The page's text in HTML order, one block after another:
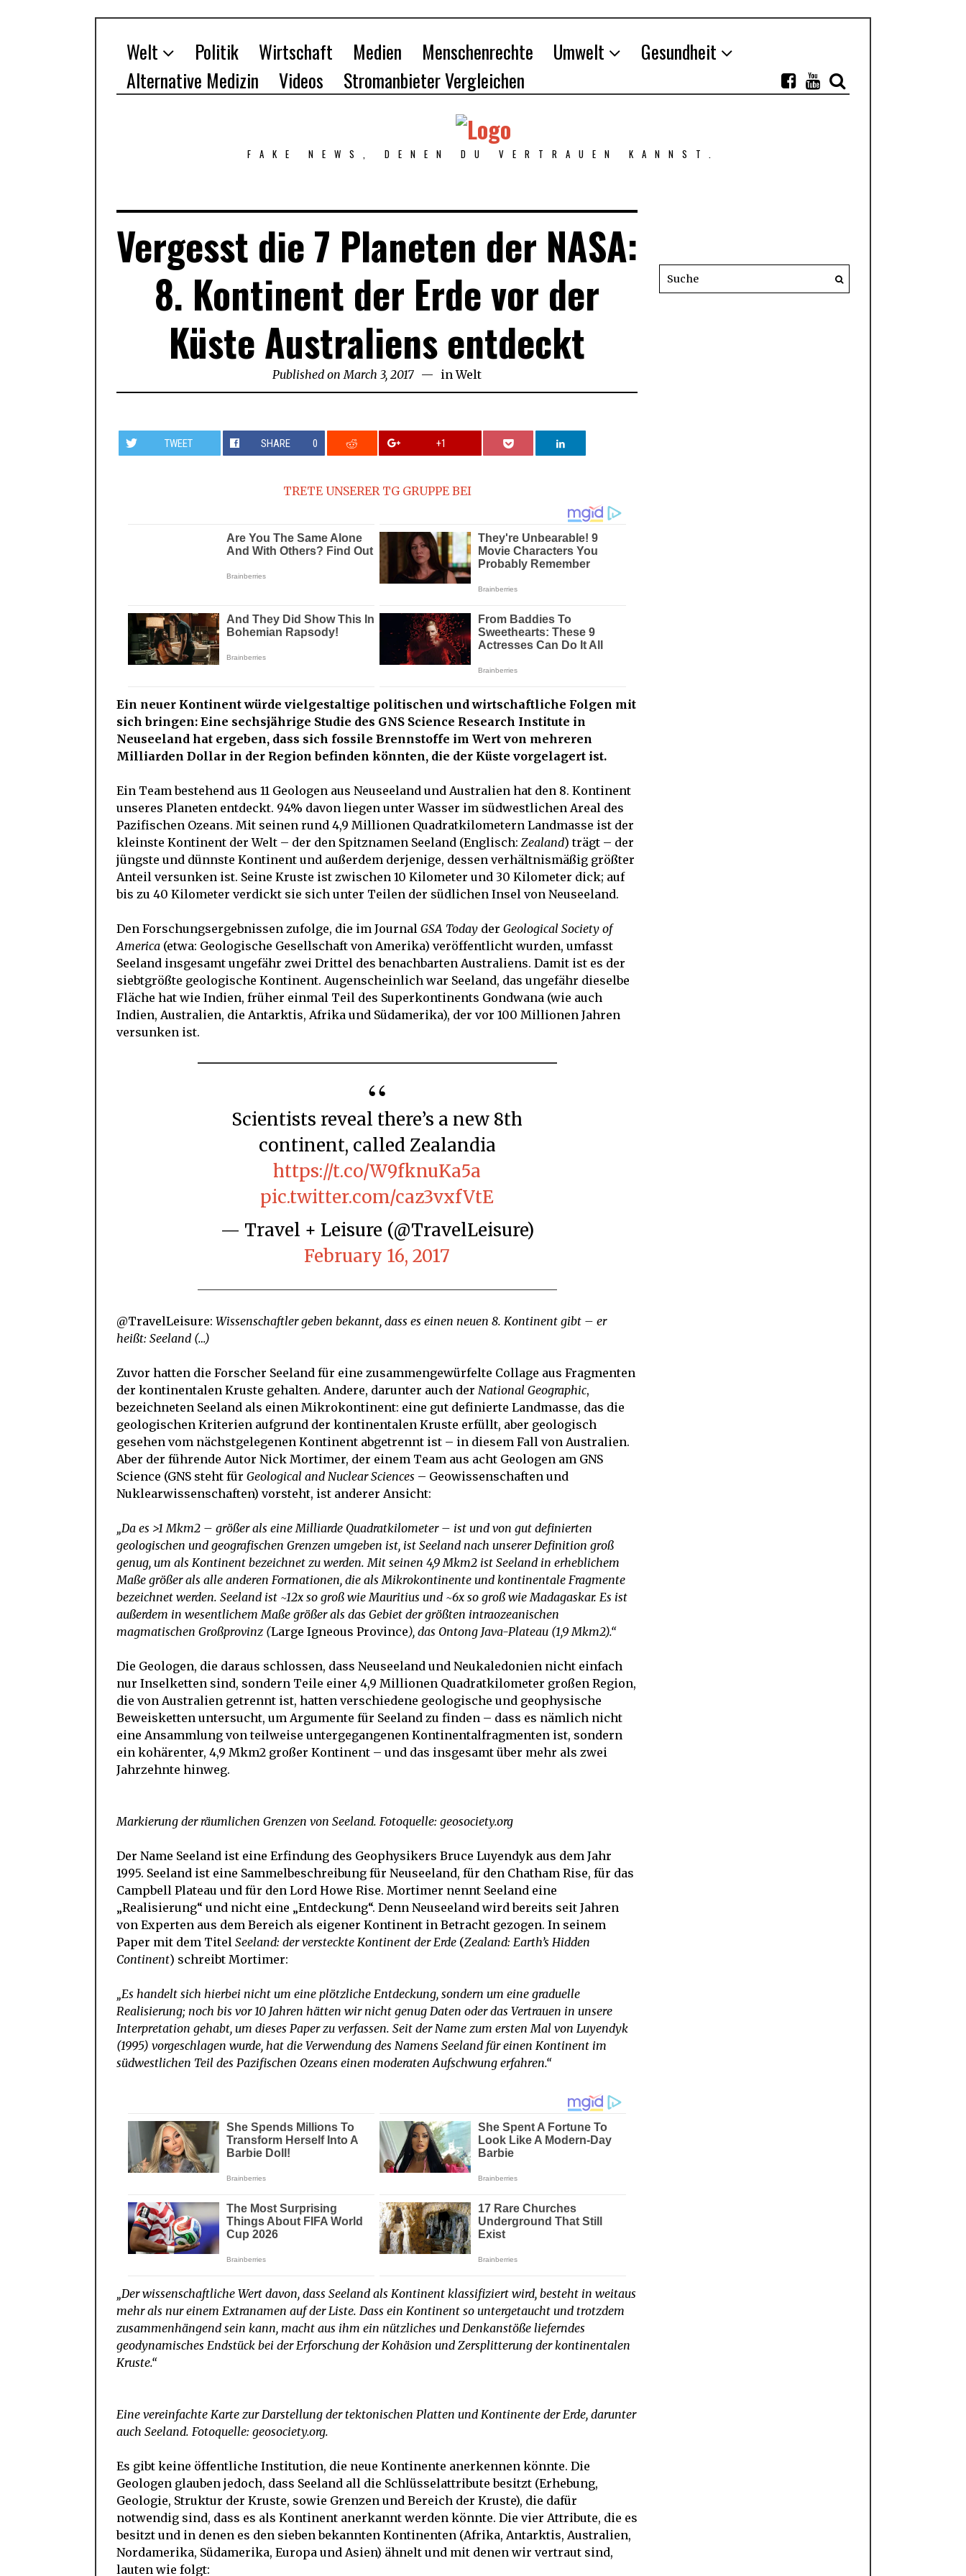
Welt Politik Wirtschaft Medien Menschenrechte Umwelt
Gesundheit
Alternative Medizin
Videos Stromanbieter Vergleichen
FAKE NEWS, DENEN DU VERTRAUEN KANNST.
Vergesst die 7 Planeten der NASA:
8. Kontinent der Erde vor der
Küste Australiens entdeckt
Published on March 3, 2017 in Welt
TWEET SHARE 0 +1
TRETE UNSERER TG GRUPPE BEI
Ein neuer Kontinent würde vielgestaltige politischen und wirtschaftliche Folgen mit
sich bringen: Eine sechsjährige Studie des GNS Science Research Institute in
Neuseeland hat ergeben, dass sich fossile Brennstoffe im Wert von mehreren
Milliarden Dollar in der Region befinden könnten, die der Küste vorgelagert ist.
Ein Team bestehend aus 11 Geologen aus Neuseeland und Australien hat den 8. Kontinent
unseres Planeten entdeckt. 94% davon liegen unter Wasser im südwestlichen Areal des
Pazifischen Ozeans. Mit seinen rund 4,9 Millionen Quadratkilometern Landmasse ist der
kleinste Kontinent der Welt – der den Spitznamen Seeland (Englisch: Zealand) trägt – der
jüngste und dünnste Kontinent und außerdem derjenige, dessen verhältnismäßig größter
Anteil versunken ist. Seine Kruste ist zwischen 10 Kilometer und 30 Kilometer dick; auf
bis zu 40 Kilometer verdickt sie sich unter Teilen der südlichen Insel von Neuseeland.
Den Forschungsergebnissen zufolge, die im Journal GSA Today der Geological Society of
America (etwa: Geologische Gesellschaft von Amerika) veröffentlicht wurden, umfasst
Seeland insgesamt ungefähr zwei Drittel des benachbarten Australiens. Damit ist es der
siebtgrößte geologische Kontinent. Augenscheinlich war Seeland, das ungefähr dieselbe
Fläche hat wie Indien, früher einmal Teil des Superkontinents Gondwana (wie auch
Indien, Australien, die Antarktis, Afrika und Südamerika), der vor 100 Millionen Jahren
versunken ist.
Scientists reveal there’s a new 8th
continent, called Zealandia
https://t.co/W9fknuKa5a
pic.twitter.com/caz3vxfVtE
— Travel + Leisure (@TravelLeisure)
February 16, 2017
@TravelLeisure: Wissenschaftler geben bekannt, dass es einen neuen 8. Kontinent gibt – er
heißt: Seeland (…)
Zuvor hatten die Forscher Seeland für eine zusammengewürfelte Collage aus Fragmenten
der kontinentalen Kruste gehalten. Andere, darunter auch der National Geographic,
bezeichneten Seeland als einen Mikrokontinent: eine gut definierte Landmasse, das die
geologischen Kriterien aufgrund der kontinentalen Kruste erfüllt, aber geologisch
gesehen vom nächstgelegenen Kontinent abgetrennt ist – in diesem Fall von Australien.
Aber der führende Autor Nick Mortimer, der einem Team aus acht Geologen am GNS
Science (GNS steht für Geological and Nuclear Sciences – Geowissenschaften und
Nuklearwissenschaften) vorsteht, ist anderer Ansicht:
„Da es >1 Mkm2 – größer als eine Milliarde Quadratkilometer – ist und von gut definierten
geologischen und geografischen Grenzen umgeben ist, ist Seeland nach unserer Definition groß
genug, um als Kontinent bezeichnet zu werden. Mit seinen 4,9 Mkm2 ist Seeland in erheblichem
Maße größer als alle anderen Formationen, die als Mikrokontinente und kontinentale Fragmente
bezeichnet werden. Seeland ist ~12x so groß wie Mauritius und ~6x so groß wie Madagaskar. Es ist
außerdem in wesentlichem Maße größer als das Gebiet der größten intraozeanischen
magmatischen Großprovinz (Large Igneous Province), das Ontong Java-Plateau (1,9 Mkm2).“
Die Geologen, die daraus schlossen, dass Neuseeland und Neukaledonien nicht einfach
nur Inselketten sind, sondern Teile einer 4,9 Millionen Quadratkilometer großen Region,
die von Australien getrennt ist, hatten verschiedene geologische und geophysische
Beweisketten untersucht, um Argumente für Seeland zu finden – dass es nämlich nicht
eine Ansammlung von teilweise untergegangenen Kontinentalfragmenten ist, sondern
ein kohärenter, 4,9 Mkm2 großer Kontinent – und das insgesamt über mehr als zwei
Jahrzehnte hinweg.
Markierung der räumlichen Grenzen von Seeland. Fotoquelle: geosociety.org
Der Name Seeland ist eine Erfindung des Geophysikers Bruce Luyendyk aus dem Jahr
1995. Seeland ist eine Sammelbeschreibung für Neuseeland, für den Chatham Rise, für das
Campbell Plateau und für den Lord Howe Rise. Mortimer nennt Seeland eine
„Realisierung“ und nicht eine „Entdeckung“. Denn Neuseeland wird bereits seit Jahren
von Experten aus dem Bereich als eigener Kontinent in Betracht gezogen. In seinem
Paper mit dem Titel Seeland: der versteckte Kontinent der Erde (Zealand: Earth’s Hidden
Continent) schreibt Mortimer:
„Es handelt sich hierbei nicht um eine plötzliche Entdeckung, sondern um eine graduelle
Realisierung; noch bis vor 10 Jahren hätten wir nicht genug Daten oder das Vertrauen in unsere
Interpretation gehabt, um dieses Paper zu verfassen. Seit der Name zum ersten Mal von Luyendyk
(1995) vorgeschlagen wurde, hat die Verwendung des Namens Seeland für einen Kontinent im
südwestlichen Teil des Pazifischen Ozeans einen moderaten Aufschwung erfahren.“
„Der wissenschaftliche Wert davon, dass Seeland als Kontinent klassifiziert wird, besteht in weitaus
mehr als nur einem Extranamen auf der Liste. Dass ein Kontinent so untergetaucht und trotzdem
zusammenhängend sein kann, macht aus ihm ein nützliches und Denkanstöße lieferndes
geodynamisches Endstück bei der Erforschung der Kohäsion und Zersplitterung der kontinentalen
Kruste.“
Eine vereinfachte Karte zur Darstellung der tektonischen Platten und Kontinente der Erde, darunter
auch Seeland. Fotoquelle: geosociety.org.
Es gibt keine öffentliche Institution, die neue Kontinente anerkennen könnte. Die
Geologen glauben jedoch, dass Seeland all die Schlüsselattribute besitzt (Erhebung,
Geologie, Struktur der Kruste, sowie Grenzen und Bereich der Kruste), die dafür
notwendig sind, dass es als Kontinent anerkannt werden könnte. Die vier Attribute, die es
besitzt und in denen es den sieben bekannten Kontinenten (Afrika, Antarktis, Australien,
Nordamerika, Südamerika, Europa und Asien) ähnelt und mit denen wir vertraut sind,
lauten wie folgt: